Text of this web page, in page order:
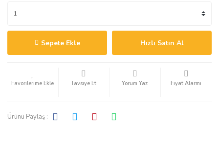
Sepete Ekle Hızlı Satın Al
Tavsiye Et Yorum Yaz Fiyat Alarmı
Ürünü Paylaş :